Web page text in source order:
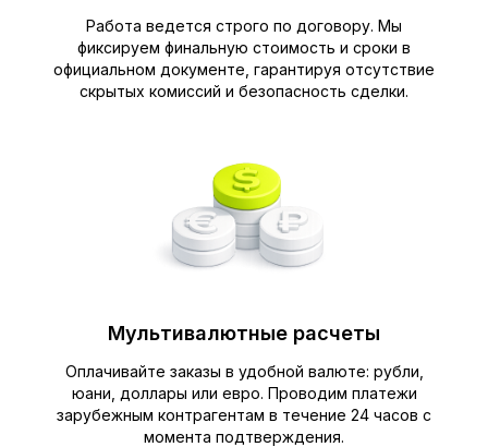
Работа ведется строго по договору. Мы
фиксируем финальную стоимость и сроки в
официальном документе, гарантируя отсутствие
скрытых комиссий и безопасность сделки.
Мультивалютные расчеты
Оплачивайте заказы в удобной валюте: рубли,
юани, доллары или евро. Проводим платежи
зарубежным контрагентам в течение 24 часов с
момента подтверждения.